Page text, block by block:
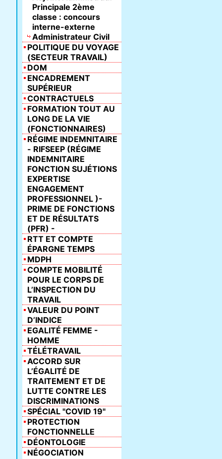
Principale 2ème
classe : concours
interne-externe
Administrateur Civil
POLITIQUE DU VOYAGE
(SECTEUR TRAVAIL)
DOM
ENCADREMENT
SUPÉRIEUR
CONTRACTUELS
FORMATION TOUT AU
LONG DE LA VIE
(FONCTIONNAIRES)
RÉGIME INDEMNITAIRE
- RIFSEEP (RÉGIME
INDEMNITAIRE
FONCTION SUJÉTIONS
EXPERTISE
ENGAGEMENT
PROFESSIONNEL )-
PRIME DE FONCTIONS
ET DE RÉSULTATS
(PFR) -
RTT ET COMPTE
ÉPARGNE TEMPS
MDPH
COMPTE MOBILITÉ
POUR LE CORPS DE
L’INSPECTION DU
TRAVAIL
VALEUR DU POINT
D’INDICE
EGALITÉ FEMME -
HOMME
TÉLÉTRAVAIL
ACCORD SUR
L’ÉGALITÉ DE
TRAITEMENT ET DE
LUTTE CONTRE LES
DISCRIMINATIONS
SPÉCIAL "COVID 19"
PROTECTION
FONCTIONNELLE
DÉONTOLOGIE
NÉGOCIATION